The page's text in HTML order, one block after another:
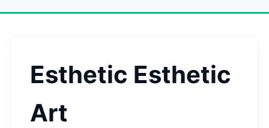
Esthetic Esthetic
Art